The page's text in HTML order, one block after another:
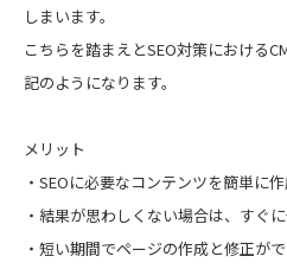
しまいます。
こちらを踏まえとSEO対策における
記のようになります。
メリット
・SEOに必要なコンテンツを簡単に
・結果が思わしくない場合は、すぐ
・短い期間でページの作成と修正が